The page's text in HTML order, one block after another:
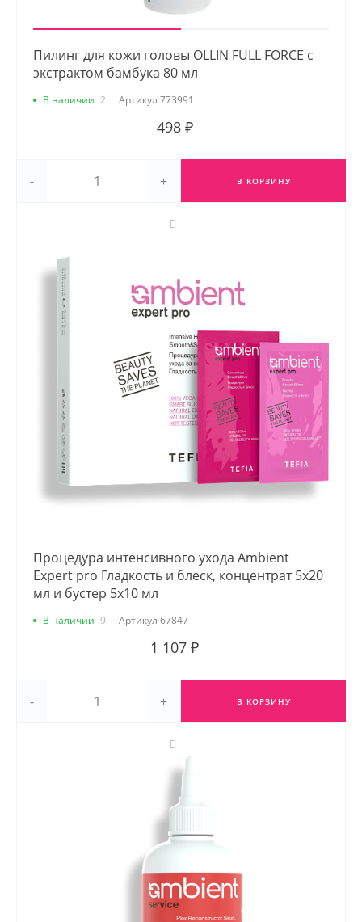
Пилинг для кожи головы OLLIN FULL FORCE с
экстрактом бамбука 80 мл
В наличии 2 Артикул 773991
498 ₽
- + В КОРЗИНУ
Процедура интенсивного ухода Ambient
Expert pro Гладкость и блеск, концентрат 5х20
мл и бустер 5х10 мл
В наличии 9 Артикул 67847
1 107 ₽
- + В КОРЗИНУ